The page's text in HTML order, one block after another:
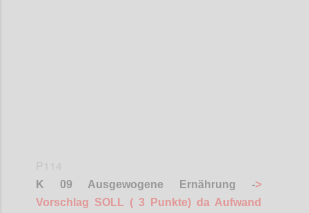
K 09 Ausgewogene Ernährung ->
Vorschlag SOLL ( 3 Punkte) da Aufwand